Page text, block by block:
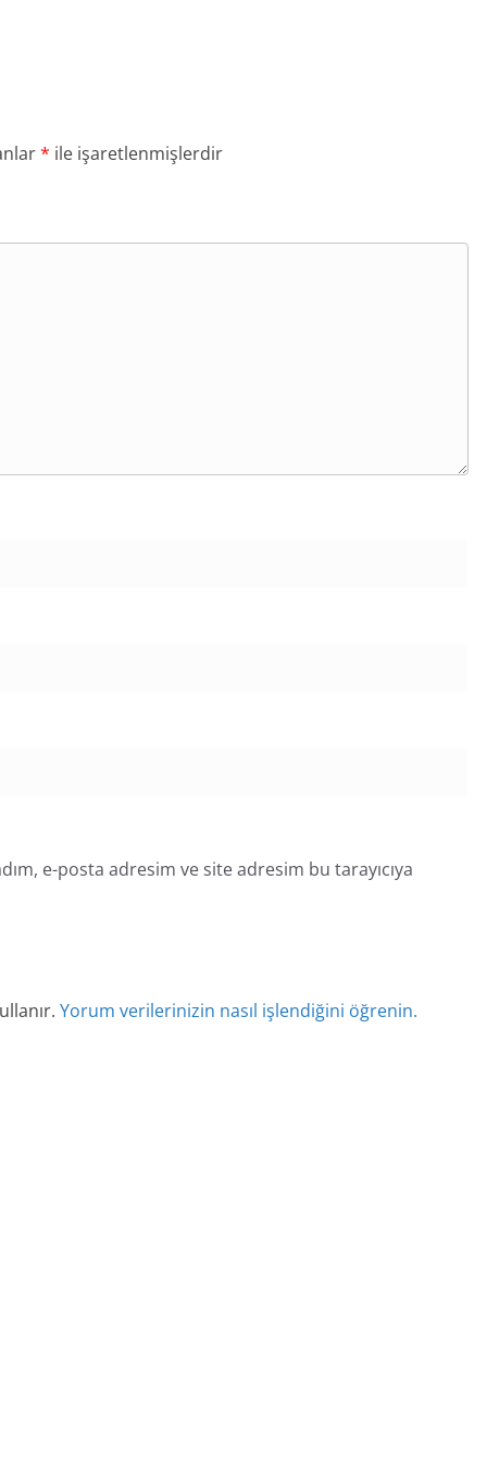
* ile işaretlenmişlerdir
e-posta adresim ve site adresim bu tarayıcıya
Yorum verilerinizin nasıl işlendiğini öğrenin.